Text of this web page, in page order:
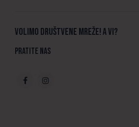
Volimo društvene mreže! A vi?
Pratite nas